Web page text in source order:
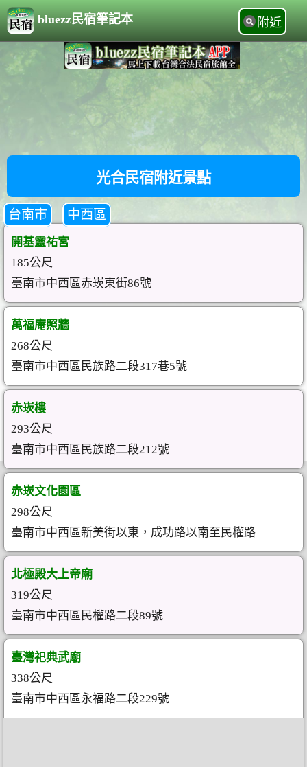
bluezz民宿筆記本 附近
光合民宿附近景點
台南市 中西區
開基靈祐宮
185公尺
臺南市中西區赤崁東街86號
萬福庵照牆
268公尺
臺南市中西區民族路二段317巷5號
赤崁樓
293公尺
臺南市中西區民族路二段212號
赤崁文化園區
298公尺
臺南市中西區新美街以東，成功路以南至民權路
北極殿大上帝廟
319公尺
臺南市中西區民權路二段89號
臺灣祀典武廟
338公尺
臺南市中西區永福路二段229號